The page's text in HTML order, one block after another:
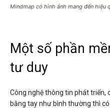
Mindmap có hình ảnh mang đến hiệu
Một số phần
tư duy
Công nghệ thông tin phát triển,
bằng tay như bình thường thì